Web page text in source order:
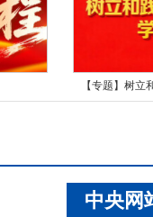
【专题】树立
中央网